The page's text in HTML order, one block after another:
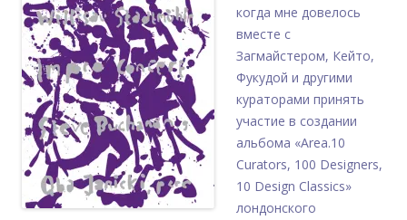
когда мне довелось
вместе с
Загмайстером, Кейто,
Фукудой и другими
кураторами принять
участие в создании
альбома «Area.10
Curators, 100 Designers,
10 Design Classics»
лондонского